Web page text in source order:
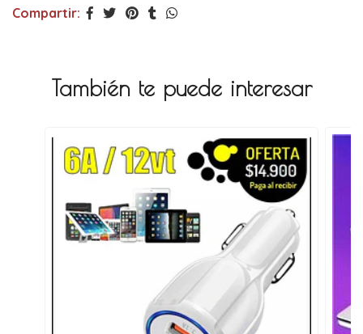
Compartir:
También te puede interesar